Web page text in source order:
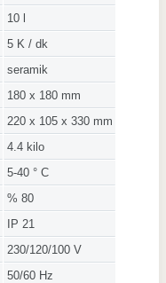
10 l
5 K / dk
seramik
180 x 180 mm
220 x 105 x 330 mm
4.4 kilo
5-40 ° C
% 80
IP 21
230/120/100 V
50/60 Hz